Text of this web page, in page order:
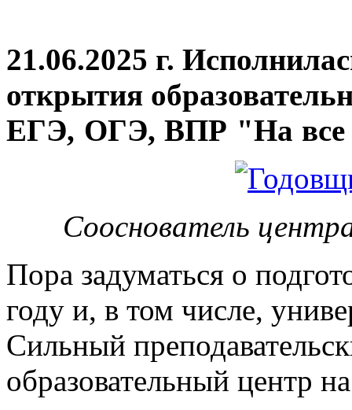
21.06.2025 г.
открытия
ЕГЭ, ОГЭ, ВПР "На все
Сооснователь
Пора задуматься о
году и, в том числе,
Сильный
образовательный центр